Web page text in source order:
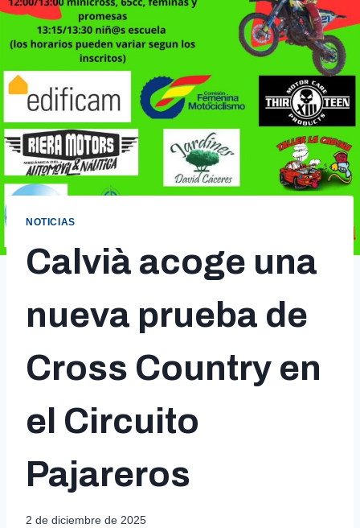
NOTICIAS
Calvià acoge una
nueva prueba de
Cross Country en
el Circuito
Pajareros
2 de diciembre de 2025